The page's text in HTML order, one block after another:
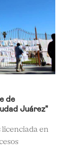
de
Juárez"
licenciada en